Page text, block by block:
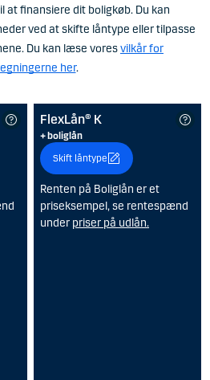
at finansiere dit boligkøb. Du kan
ved at skifte låntype eller tilpasse
Du kan læse voresvilkår for
her.
FlexLån® K
+ boliglån
Skift låntype
Renten på Boliglån er et
priseksempel, se rentespænd
under priser på udlån.